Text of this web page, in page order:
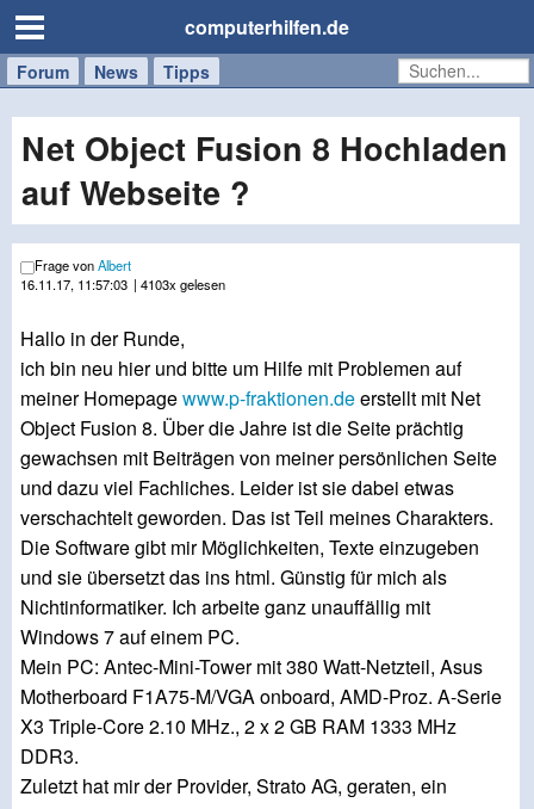
computerhilfen.de
Forum News Tipps
Handy
Tablet
Windows
Mac
Net Object Fusion 8 Hochladen
auf Webseite ?
Frage vonAlbert
16.11.17, 11:57:03 | 4103x gelesen
Hallo in der Runde,
ich bin neu hier und bitte um Hilfe mit Problemen auf
meiner Homepagewww.p-fraktionen.deerstellt mit Net
Object Fusion 8. Über die Jahre ist die Seite prächtig
gewachsen mit Beiträgen von meiner persönlichen Seite
und dazu viel Fachliches. Leider ist sie dabei etwas
verschachtelt geworden. Das ist Teil meines Charakters.
Die Software gibt mir Möglichkeiten, Texte einzugeben
und sie übersetzt das ins html. Günstig für mich als
Nichtinformatiker. Ich arbeite ganz unauffällig mit
Windows 7 auf einem PC.
Mein PC: Antec-Mini-Tower mit 380 Watt-Netzteil, Asus
Motherboard F1A75-M/VGA onboard, AMD-Proz. A-Serie
X3 Triple-Core 2.10 MHz., 2 x 2 GB RAM 1333 MHz
DDR3.
Zuletzt hat mir der Provider, Strato AG, geraten, ein